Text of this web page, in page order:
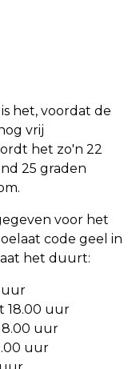
het, voordat de
vrij
het zo'n 22
25 graden
voor het
code geel in
het duurt:
uur
18.00 uur
uur
uur